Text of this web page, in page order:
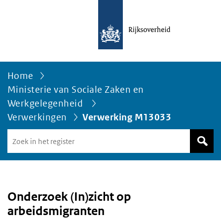
Home
Ministerie van Sociale Zaken en
Werkgelegenheid
Verwerkingen
Verwerking M13033
in
het
Onderzoek (In)zicht op
arbeidsmigranten